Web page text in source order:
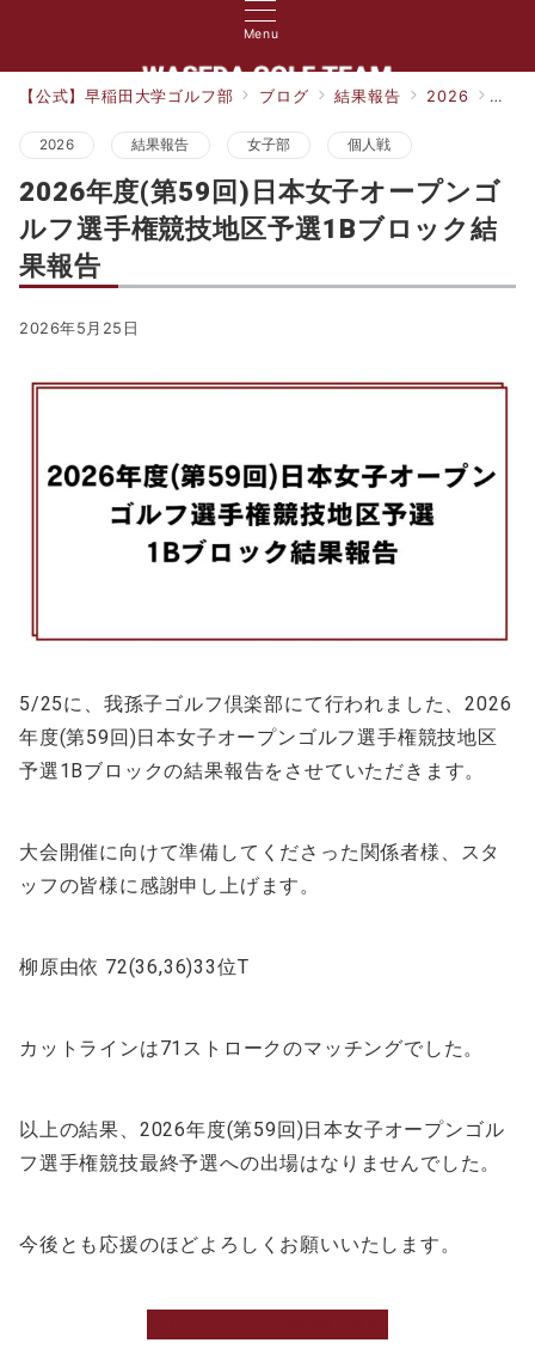
Menu
【公式】早稲田大学ゴルフ部 ブログ 結果報告 2026
2026 結果報告 女子部 個人戦
2026年度(第59回)日本女子オープンゴ
ルフ選手権競技地区予選1Bブロック結
果報告
2026年5月25日
5/25に、我孫子ゴルフ倶楽部にて行われました、2026
年度(第59回)日本女子オープンゴルフ選手権競技地区
予選1Bブロックの結果報告をさせていただきます。
大会開催に向けて準備してくださった関係者様、スタ
ッフの皆様に感謝申し上げます。
柳原由依 72(36,36)33位T
カットラインは71ストロークのマッチングでした。
以上の結果、2026年度(第59回)日本女子オープンゴル
フ選手権競技最終予選への出場はなりませんでした。
今後とも応援のほどよろしくお願いいたします。